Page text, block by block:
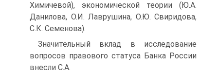
Химичевой), экономической теории (Ю.А.
Данилова, О.И. Лаврушина, О.Ю. Свиридова,
С.К. Семенова).
Значительный вклад в исследование
вопросов правового статуса Банка России
внесли С.А.